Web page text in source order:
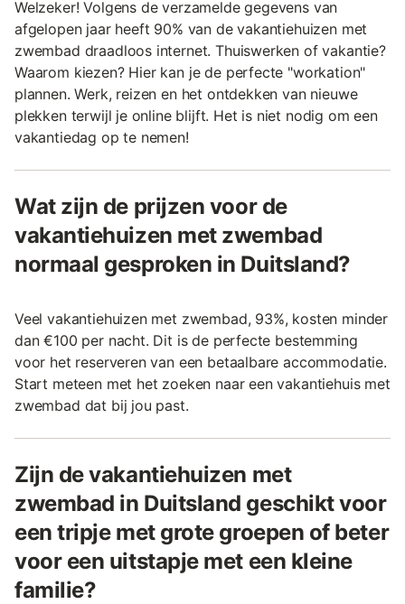
Welzeker! Volgens de verzamelde gegevens van
afgelopen jaar heeft 90% van de vakantiehuizen met
zwembad draadloos internet. Thuiswerken of vakantie?
Waarom kiezen? Hier kan je de perfecte "workation"
plannen. Werk, reizen en het ontdekken van nieuwe
plekken terwijl je online blijft. Het is niet nodig om een
vakantiedag op te nemen!
Wat zijn de prijzen voor de
vakantiehuizen met zwembad
normaal gesproken in Duitsland?
Veel vakantiehuizen met zwembad, 93%, kosten minder
dan €100 per nacht. Dit is de perfecte bestemming
voor het reserveren van een betaalbare accommodatie.
Start meteen met het zoeken naar een vakantiehuis met
zwembad dat bij jou past.
Zijn de vakantiehuizen met
zwembad in Duitsland geschikt voor
een tripje met grote groepen of beter
voor een uitstapje met een kleine
familie?